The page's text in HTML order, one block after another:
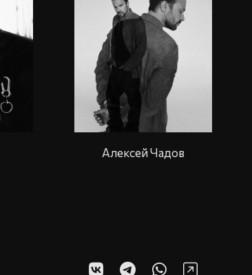
Алексей Чадов